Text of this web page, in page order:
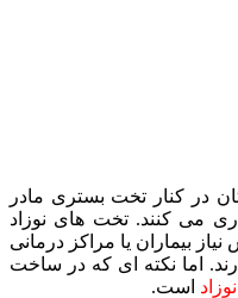
در کنار تخت بستری مادر
می کنند. تخت های نوزاد
بیماران یا مراکز درمانی
اما نکته ای که در ساخت
است.